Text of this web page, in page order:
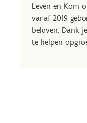
Leven en Kom
vanaf 2019
beloven. Dank
te helpen